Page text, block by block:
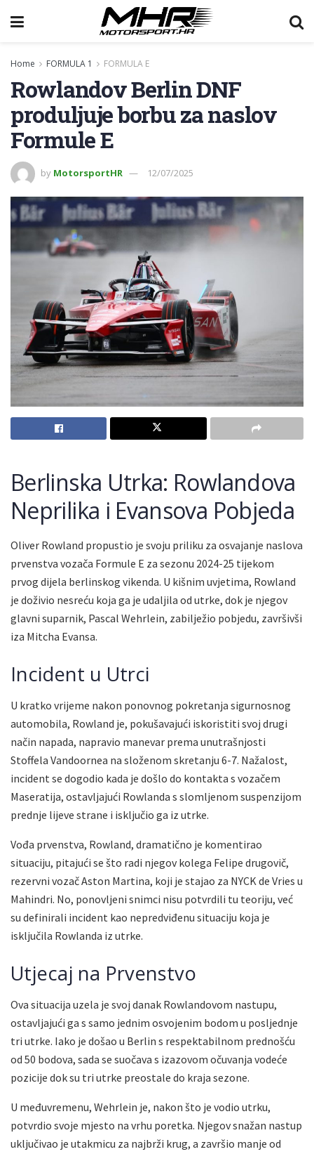
Home FORMULA 1 FORMULA E
Rowlandov Berlin DNF
produljuje borbu za naslov
Formule E
by MotorsportHR 12/07/2025
Berlinska Utrka: Rowlandova
Neprilika i Evansova Pobjeda
Oliver Rowland propustio je svoju priliku za osvajanje naslova
prvenstva vozača Formule E za sezonu 2024-25 tijekom
prvog dijela berlinskog vikenda. U kišnim uvjetima, Rowland
je doživio nesreću koja ga je udaljila od utrke, dok je njegov
glavni suparnik, Pascal Wehrlein, zabilježio pobjedu, završivši
iza Mitcha Evansa.
Incident u Utrci
U kratko vrijeme nakon ponovnog pokretanja sigurnosnog
automobila, Rowland je, pokušavajući iskoristiti svoj drugi
način napada, napravio manevar prema unutrašnjosti
Stoffela Vandoornea na složenom skretanju 6-7. Nažalost,
incident se dogodio kada je došlo do kontakta s vozačem
Maseratija, ostavljajući Rowlanda s slomljenom suspenzijom
prednje lijeve strane i isključio ga iz utrke.
Vođa prvenstva, Rowland, dramatično je komentirao
situaciju, pitajući se što radi njegov kolega Felipe drugovič,
rezervni vozač Aston Martina, koji je stajao za NYCK de Vries u
Mahindri. No, ponovljeni snimci nisu potvrdili tu teoriju, već
su definirali incident kao nepredviđenu situaciju koja je
isključila Rowlanda iz utrke.
Utjecaj na Prvenstvo
Ova situacija uzela je svoj danak Rowlandovom nastupu,
ostavljajući ga s samo jednim osvojenim bodom u posljednje
tri utrke. Iako je došao u Berlin s respektabilnom prednošću
od 50 bodova, sada se suočava s izazovom očuvanja vodeće
pozicije dok su tri utrke preostale do kraja sezone.
U međuvremenu, Wehrlein je, nakon što je vodio utrku,
potvrdio svoje mjesto na vrhu poretka. Njegov snažan nastup
uključivao je utakmicu za najbrži krug, a završio manje od